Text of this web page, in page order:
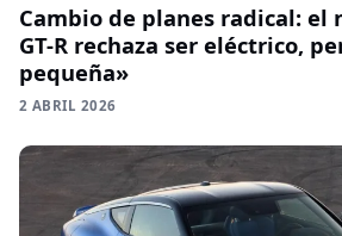
Cambio de planes radical: el
GT-R rechaza ser eléctrico,
pequeña»
2 ABRIL 2026